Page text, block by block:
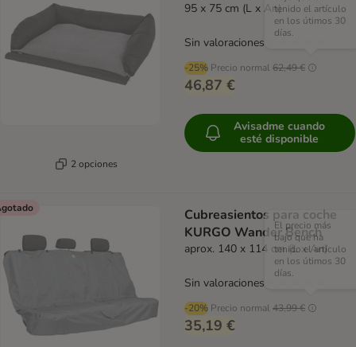
2 opciones
95 x 75 cm (L x An)
-25% Precio normal 62,49 €
tenido el artículo
en los útimos 30
días.
46,87 €
Sin valoraciones
Avisadme cuando
esté disponible
Cubreasientos para coche
KURGO Wander Bench
aprox. 140 x 114 cm (L x An)
-20% Precio normal 43,99 €
El precio más
bajo que ha
tenido el artículo
en los útimos 30
días.
35,19 €
Sin valoraciones